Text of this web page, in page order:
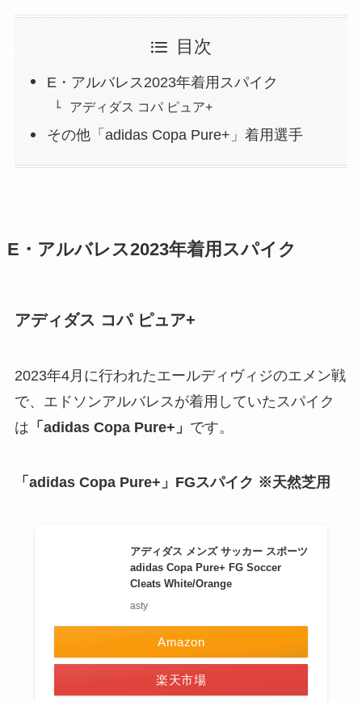
目次
E・アルバレス2023年着用スパイク
アディダス コパ ピュア+
その他「adidas Copa Pure+」着用選手
E・アルバレス2023年着用スパイク
アディダス コパ ピュア+
2023年4月に行われたエールディヴィジのエメン戦
で、エドソンアルバレスが着用していたスパイク
は 「adidas Copa Pure+」 です。
「adidas Copa Pure+」FGスパイク ※天然芝用
アディダス メンズ サッカー スポーツ
adidas Copa Pure+ FG Soccer
Cleats White/Orange
asty
Amazon
楽天市場